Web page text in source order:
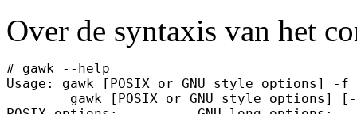
Over de syntaxis van het
# gawk --help
Usage: gawk [POSIX or GNU style
gawk [POSIX or GNU style options]